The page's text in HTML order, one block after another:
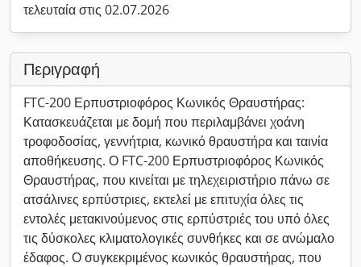
τελευταία στις 02.07.2026
Περιγραφή
FTC-200 Ερπυστριοφόρος Κωνικός Θραυστήρας:
Κατασκευάζεται με δομή που περιλαμβάνει χοάνη
τροφοδοσίας, γεννήτρια, κωνικό θραυστήρα και ταινία
αποθήκευσης. Ο FTC-200 Ερπυστριοφόρος Κωνικός
Θραυστήρας, που κινείται με τηλεχειριστήριο πάνω σε
ατσάλινες ερπύστριες, εκτελεί με επιτυχία όλες τις
εντολές μετακινούμενος στις ερπύστριές του υπό όλες
τις δύσκολες κλιματολογικές συνθήκες και σε ανώμαλο
έδαφος. Ο συγκεκριμένος κωνικός θραυστήρας, που